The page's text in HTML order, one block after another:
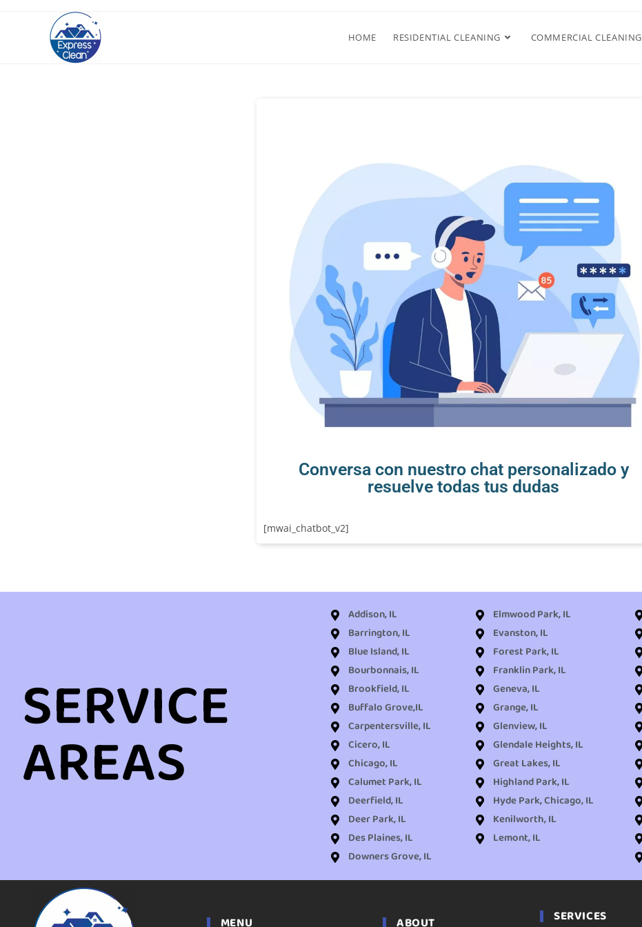
HOME RESIDENTIAL CLEANING COMMERCIAL CLEANING
Conversa con nuestro chat personalizado y
resuelve todas tus dudas
[mwai_chatbot_v2]
SERVICE
AREAS
Addison, IL
Barrington, IL
Blue Island, IL
Bourbonnais, IL
Brookfield, IL
Buffalo Grove,IL
Carpentersville, IL
Cicero, IL
Chicago, IL
Calumet Park, IL
Deerfield, IL
Deer Park, IL
Des Plaines, IL
Downers Grove, IL
Elmwood Park, IL
Evanston, IL
Forest Park, IL
Franklin Park, IL
Geneva, IL
Grange, IL
Glenview, IL
Glendale Heights, IL
Great Lakes, IL
Highland Park, IL
Hyde Park, Chicago, IL
Kenilworth, IL
Lemont, IL
MENU ABOUT SERVICES